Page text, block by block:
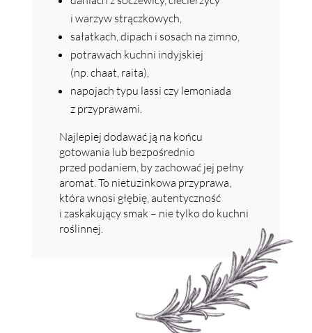
i warzyw strączkowych,
sałatkach, dipach i sosach na zimno,
potrawach kuchni indyjskiej
(np. chaat, raita),
napojach typu lassi czy lemoniada
z przyprawami.
Najlepiej dodawać ją na końcu
gotowania lub bezpośrednio
przed podaniem, by zachować jej pełny
aromat. To nietuzinkowa przyprawa,
która wnosi głębię, autentyczność
i zaskakujący smak – nie tylko do kuchni
roślinnej.